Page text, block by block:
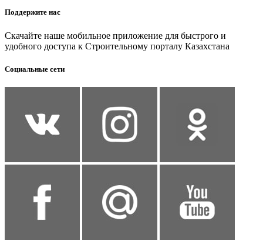
Поддержите нас
Скачайте наше мобильное приложение для быстрого и
удобного доступа к Строительному порталу Казахстана
Социальные сети